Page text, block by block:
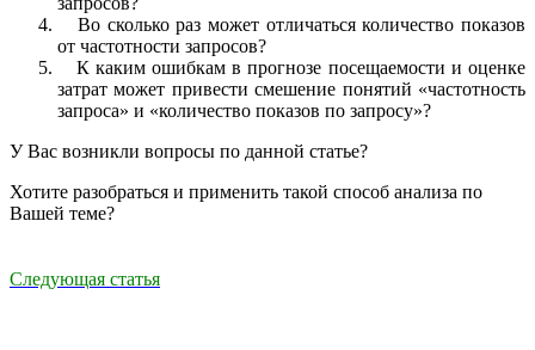
Во сколько раз может отличаться количество показов
от частотности запросов?
К каким ошибкам в прогнозе посещаемости и оценке
затрат может привести смешение понятий «частотность
запроса» и «количество показов по запросу»?
У Вас возникли вопросы по данной статье?
Хотите разобраться и применить такой способ анализа по
Вашей теме?
Следующая статья